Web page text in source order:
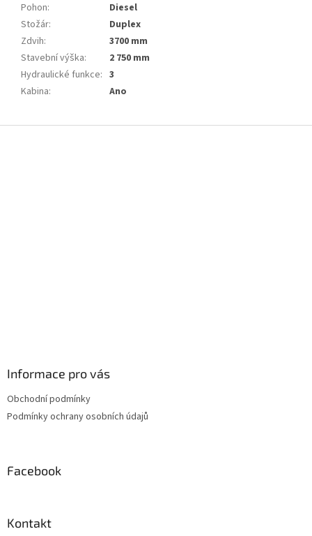
Pohon:
Diesel
Stožár:
Duplex
Zdvih:
3700 mm
Stavební výška:
2 750 mm
Hydraulické funkce: 3
Kabina: Ano
Informace pro vás
Obchodní podmínky
Podmínky ochrany osobních údajů
Facebook
Kontakt